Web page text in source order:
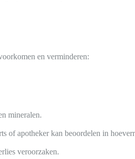
en verminderen:
mineralen.
apotheker kan beoordelen in
veroorzaken.